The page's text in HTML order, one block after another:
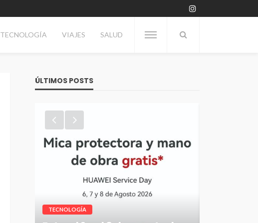
TECNOLOGÍA VIAJES SALUD
ÚLTIMOS POSTS